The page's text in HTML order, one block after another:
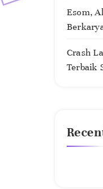
Esom,
Crash
Terbaik